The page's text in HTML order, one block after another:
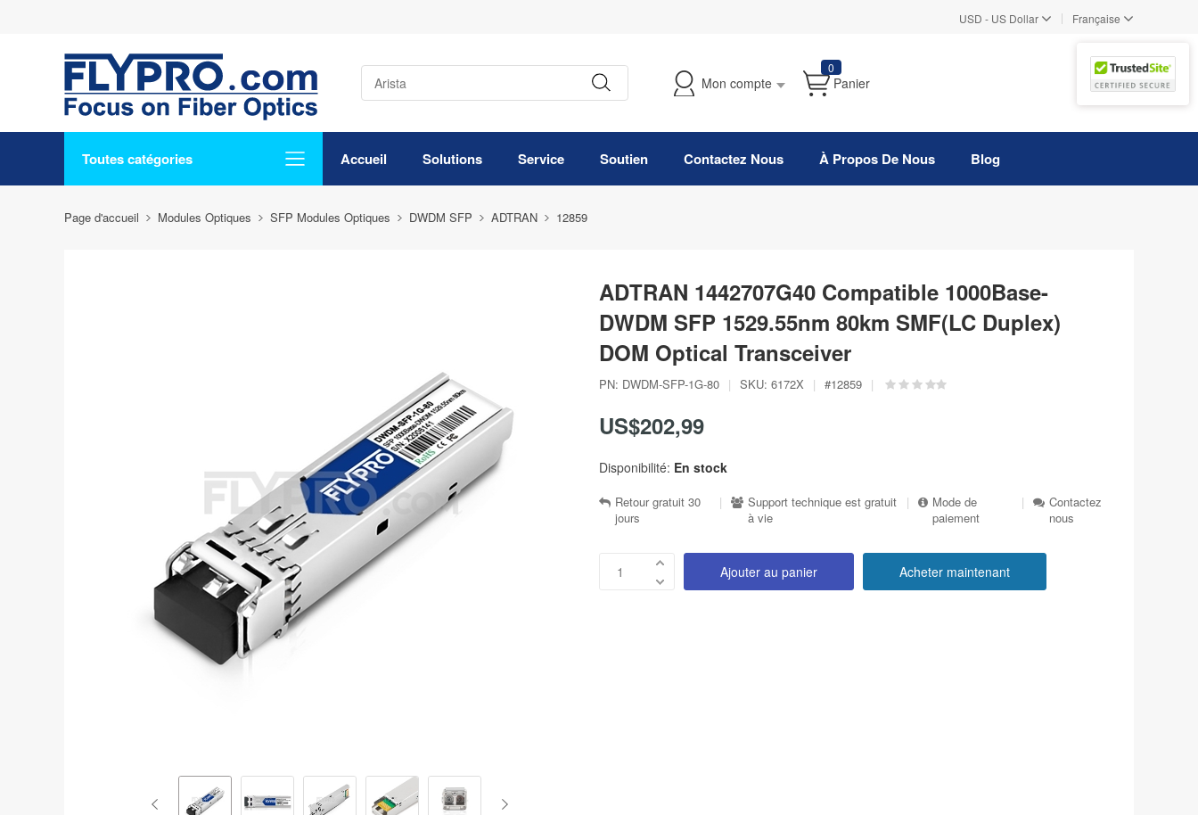
USD - US Dollar | Française
Mon compte
0
Panier
Toutes catégories Accueil Solutions Service Soutien Contactez Nous À Propos De Nous Blog
Page d'accueil Modules Optiques SFP Modules Optiques DWDM SFP ADTRAN 12859
ADTRAN 1442707G40 Compatible 1000Base-
DWDM SFP 1529.55nm 80km SMF(LC Duplex)
DOM Optical Transceiver
PN: DWDM-SFP-1G-80 | SKU: 6172X | #12859 |
US$202,99
Disponibilité: En stock
Retour gratuit 30
jours
|
Support technique est gratuit
à vie
|
Mode de
paiement
|
Contactez
nous
Ajouter au panier Acheter maintenant